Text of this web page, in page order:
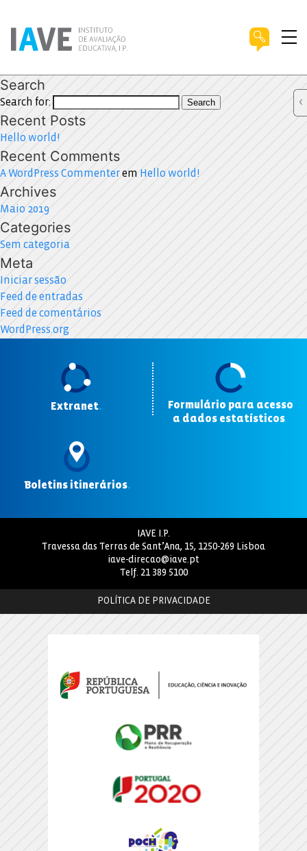
Search
Search for: Search
Recent Posts
Hello world!
Recent Comments
A WordPress Commenterem Hello world!
Archives
Maio 2019
Categories
Sem categoria
Meta
Iniciar sessão
Feed de entradas
Feed de comentários
WordPress.org
Extranet.
Formulário para acesso
a dados estatísticos
Boletins itinerários.
IAVE I.P.
Travessa das Terras de Sant’Ana, 15, 1250-269 Lisboa
iave-direcao@iave.pt
Telf. 21 389 5100
POLÍTICA DE PRIVACIDADE